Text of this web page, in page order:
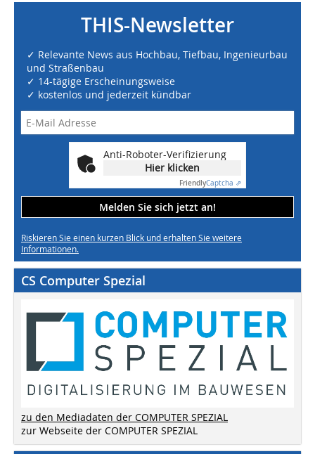
THIS-Newsletter
✓ Relevante News aus Hochbau, Tiefbau, Ingenieurbau
und Straßenbau
✓ 14-tägige Erscheinungsweise
✓ kostenlos und jederzeit kündbar
Anti-Roboter-Verifizierung
Hier klicken
FriendlyCaptcha ⇗
Melden Sie sich jetzt an!
Riskieren Sie einen kurzen Blick und erhalten Sie weitere
Informationen.
CS Computer Spezial
zu den Mediadaten der COMPUTER SPEZIAL
zur Webseite der COMPUTER SPEZIAL